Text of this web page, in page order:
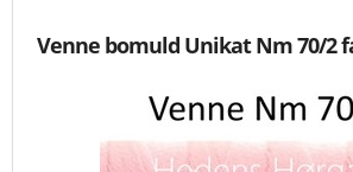
Venne bomuld Unikat Nm 70/2